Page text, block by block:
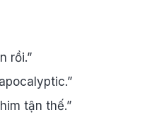
rồi.”
tận thế.”